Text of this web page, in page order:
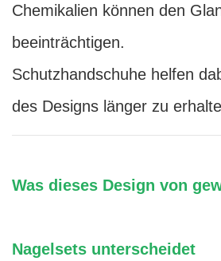
Chemikalien können den
beeinträchtigen.
Schutzhandschuhe helfen
des Designs länger zu
Was dieses Design von
Nagelsets unterscheidet